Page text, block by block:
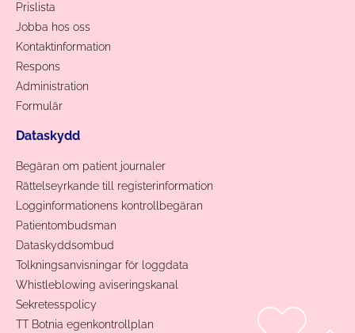
Prislista
Jobba hos oss
Kontaktinformation
Respons
Administration
Formulär
Dataskydd
Begäran om patient journaler
Rättelseyrkande till registerinformation
Logginformationens kontrollbegäran
Patientombudsman
Dataskyddsombud
Tolkningsanvisningar för loggdata
Whistleblowing aviseringskanal
Sekretesspolicy
TT Botnia egenkontrollplan